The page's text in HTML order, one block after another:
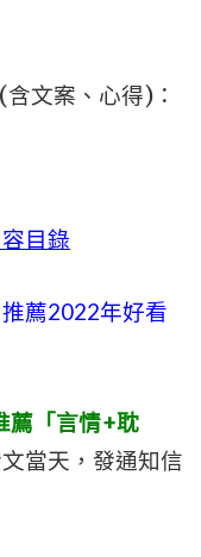
文案、心得)：
目錄
薦2022年好看
薦「言情+耽
當天，發通知信